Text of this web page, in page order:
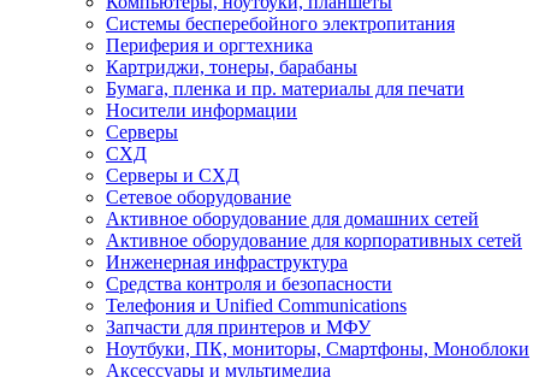
Системы бесперебойного электропитания
Периферия и оргтехника
Картриджи, тонеры, барабаны
Бумага, пленка и пр. материалы для печати
Носители информации
Серверы
СХД
Серверы и СХД
Сетевое оборудование
Активное оборудование для домашних сетей
Активное оборудование для корпоративных сетей
Инженерная инфраструктура
Средства контроля и безопасности
Телефония и Unified Communications
Запчасти для принтеров и МФУ
Ноутбуки, ПК, мониторы, Смартфоны, Моноблоки
Аксессуары и мультимедиа